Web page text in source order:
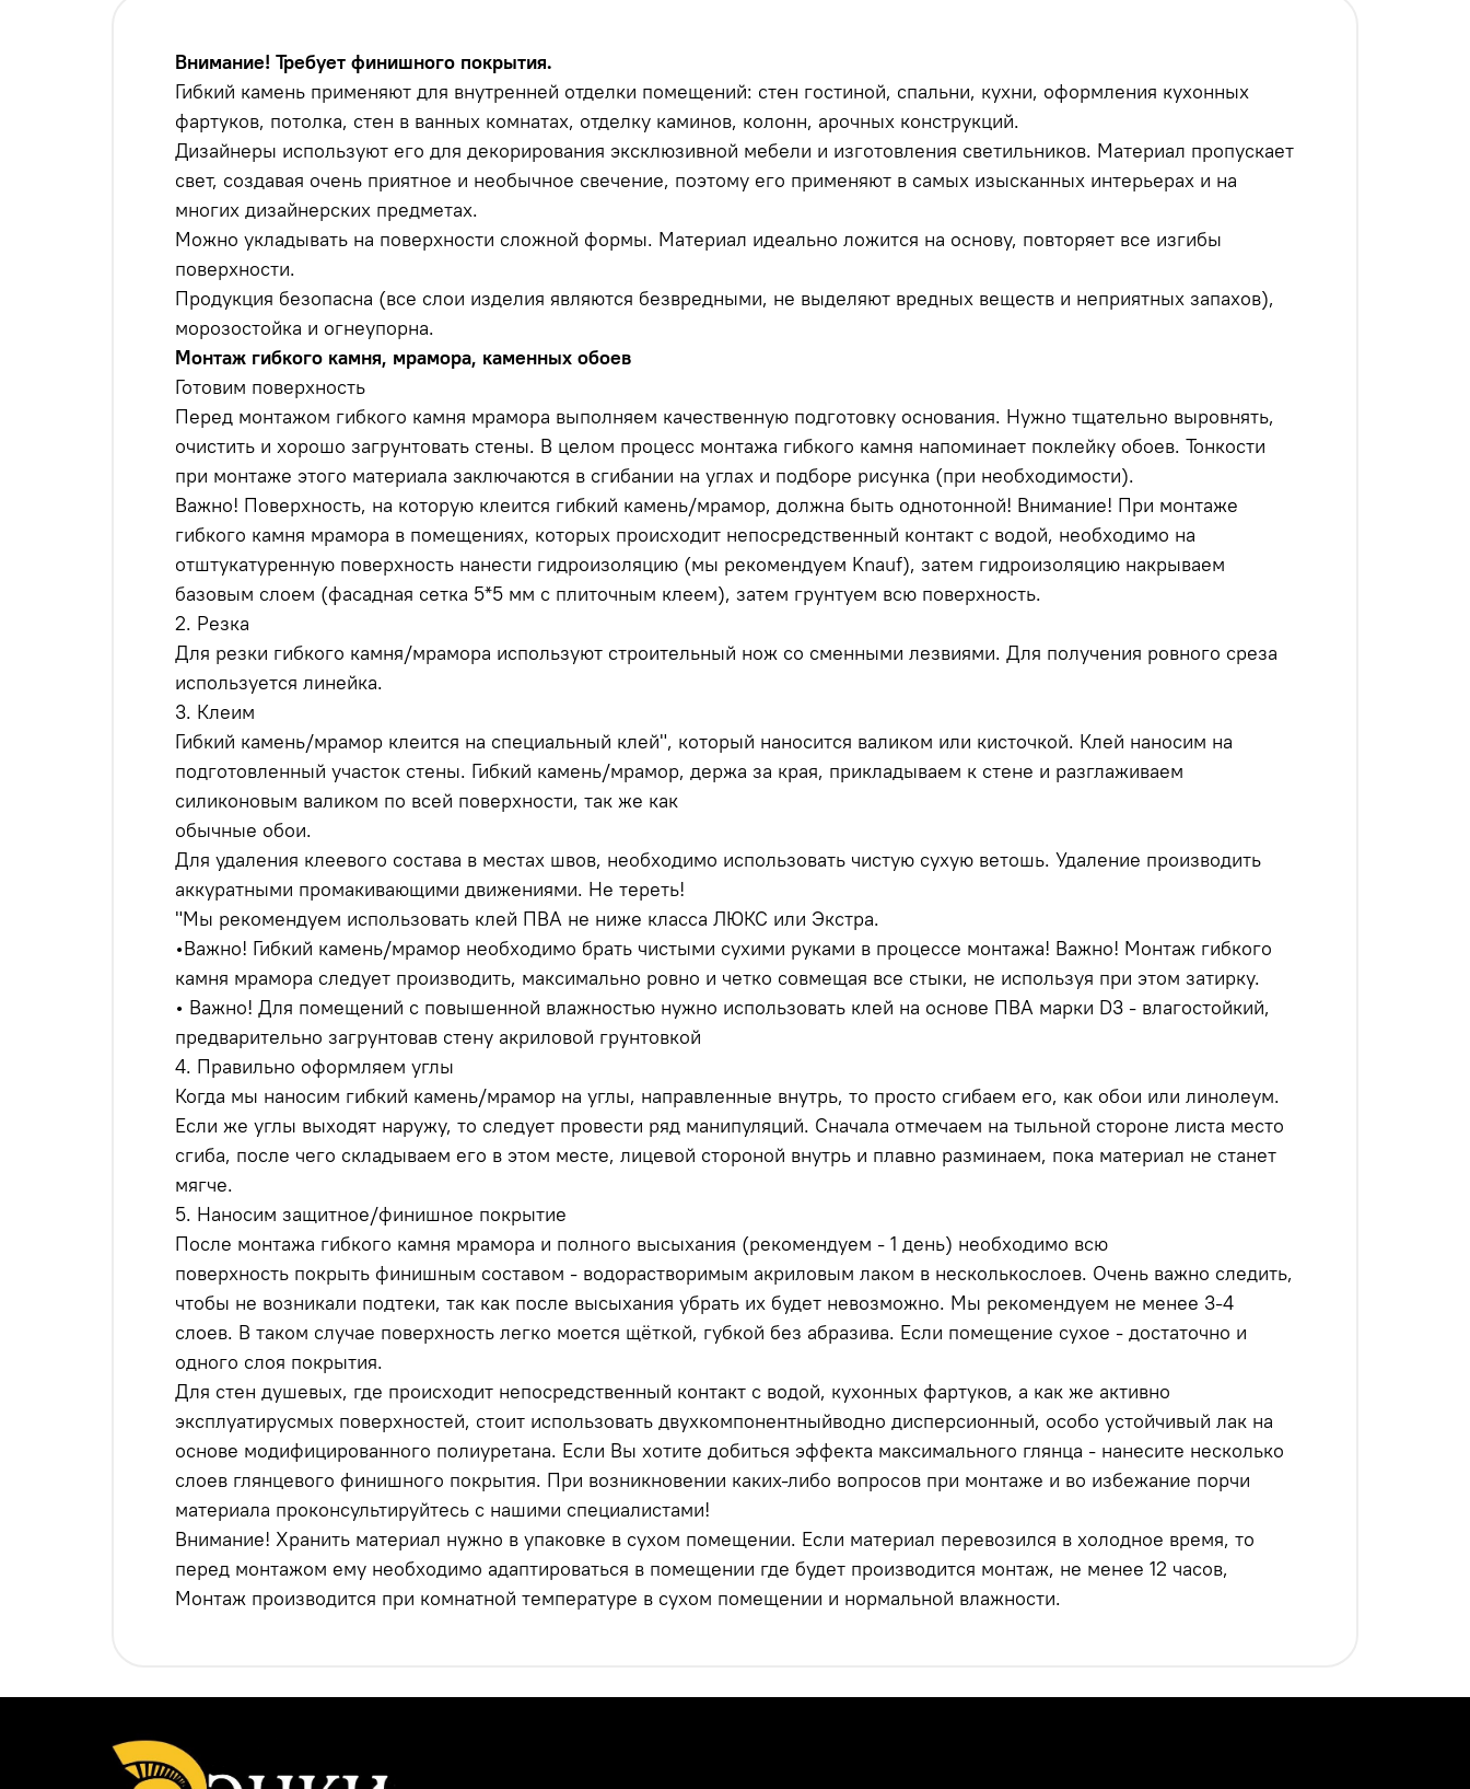
Внимание! Требует финишного покрытия.
Гибкий камень применяют для внутренней отделки помещений: стен гостиной, спальни, кухни, оформления кухонных
фартуков, потолка, стен в ванных комнатах, отделку каминов, колонн, арочных конструкций.
Дизайнеры используют его для декорирования эксклюзивной мебели и изготовления светильников. Материал пропускает
свет, создавая очень приятное и необычное свечение, поэтому его применяют в самых изысканных интерьерах и на
многих дизайнерских предметах.
Можно укладывать на поверхности сложной формы. Материал идеально ложится на основу, повторяет все изгибы
поверхности.
Продукция безопасна (все слои изделия являются безвредными, не выделяют вредных веществ и неприятных запахов),
морозостойка и огнеупорна.
Монтаж гибкого камня, мрамора, каменных обоев
Готовим поверхность
Перед монтажом гибкого камня мрамора выполняем качественную подготовку основания. Нужно тщательно выровнять,
очистить и хорошо загрунтовать стены. В целом процесс монтажа гибкого камня напоминает поклейку обоев. Тонкости
при монтаже этого материала заключаются в сгибании на углах и подборе рисунка (при необходимости).
Важно! Поверхность, на которую клеится гибкий камень/мрамор, должна быть однотонной! Внимание! При монтаже
гибкого камня мрамора в помещениях, которых происходит непосредственный контакт с водой, необходимо на
отштукатуренную поверхность нанести гидроизоляцию (мы рекомендуем Knauf), затем гидроизоляцию накрываем
базовым слоем (фасадная сетка 5*5 мм с плиточным клеем), затем грунтуем всю поверхность.
2. Резка
Для резки гибкого камня/мрамора используют строительный нож со сменными лезвиями. Для получения ровного среза
используется линейка.
3. Клеим
Гибкий камень/мрамор клеится на специальный клей", который наносится валиком или кисточкой. Клей наносим на
подготовленный участок стены. Гибкий камень/мрамор, держа за края, прикладываем к стене и разглаживаем
силиконовым валиком по всей поверхности, так же как
обычные обои.
Для удаления клеевого состава в местах швов, необходимо использовать чистую сухую ветошь. Удаление производить
аккуратными промакивающими движениями. Не тереть!
"Мы рекомендуем использовать клей ПВА не ниже класса ЛЮКС или Экстра.
•Важно! Гибкий камень/мрамор необходимо брать чистыми сухими руками в процессе монтажа! Важно! Монтаж гибкого
камня мрамора следует производить, максимально ровно и четко совмещая все стыки, не используя при этом затирку.
• Важно! Для помещений с повышенной влажностью нужно использовать клей на основе ПВА марки D3 - влагостойкий,
предварительно загрунтовав стену акриловой грунтовкой
4. Правильно оформляем углы
Когда мы наносим гибкий камень/мрамор на углы, направленные внутрь, то просто сгибаем его, как обои или линолеум.
Если же углы выходят наружу, то следует провести ряд манипуляций. Сначала отмечаем на тыльной стороне листа место
сгиба, после чего складываем его в этом месте, лицевой стороной внутрь и плавно разминаем, пока материал не станет
мягче.
5. Наносим защитное/финишное покрытие
После монтажа гибкого камня мрамора и полного высыхания (рекомендуем - 1 день) необходимо всю
поверхность покрыть финишным составом - водорастворимым акриловым лаком в несколькослоев. Очень важно следить,
чтобы не возникали подтеки, так как после высыхания убрать их будет невозможно. Мы рекомендуем не менее 3-4
слоев. В таком случае поверхность легко моется щёткой, губкой без абразива. Если помещение сухое - достаточно и
одного слоя покрытия.
Для стен душевых, где происходит непосредственный контакт с водой, кухонных фартуков, а как же активно
эксплуатирусмых поверхностей, стоит использовать двухкомпонентныйводно дисперсионный, особо устойчивый лак на
основе модифицированного полиуретана. Если Вы хотите добиться эффекта максимального глянца - нанесите несколько
слоев глянцевого финишного покрытия. При возникновении каких-либо вопросов при монтаже и во избежание порчи
материала проконсультируйтесь с нашими специалистами!
Внимание! Хранить материал нужно в упаковке в сухом помещении. Если материал перевозился в холодное время, то
перед монтажом ему необходимо адаптироваться в помещении где будет производится монтаж, не менее 12 часов,
Монтаж производится при комнатной температуре в сухом помещении и нормальной влажности.